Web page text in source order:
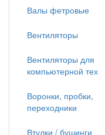
Валы фетровые
Вентиляторы
Вентиляторы для
компьютерной тех
Воронки, пробки,
переходники
Втулки / бушинги